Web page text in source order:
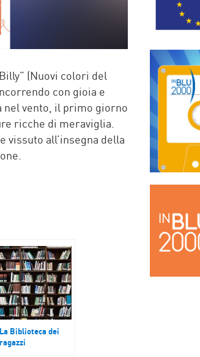
(Nuovi colori del
con gioia e
nel vento, il primo giorno
ricche di meraviglia.
vissuto all’insegna della
La Biblioteca dei
ragazzi